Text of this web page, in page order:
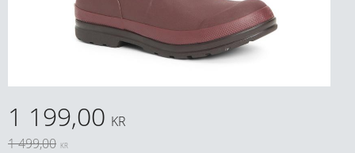
Nedsatt pris:
1 199,00 KR
Ordinarie pris:
1 499,00 KR